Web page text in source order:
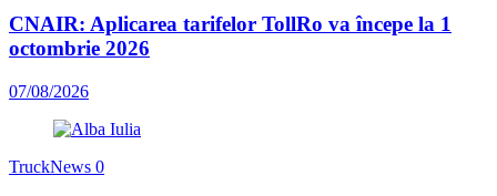
CNAIR: Aplicarea tarifelor TollRo va începe la 1
octombrie 2026
07/08/2026
TruckNews 0